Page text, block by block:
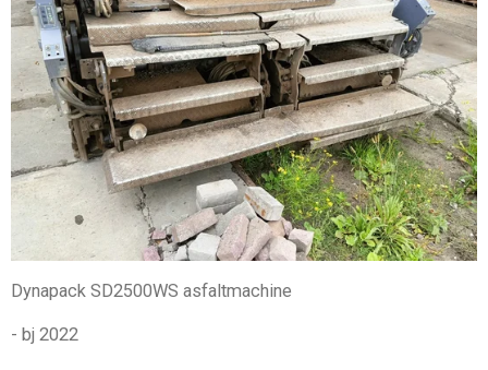
Dynapack SD2500WS asfaltmachine
- bj 2022